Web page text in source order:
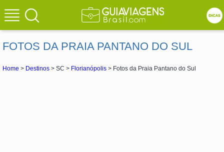
FOTOS DA PRAIA PANTANO DO SUL
Home > Destinos > SC > Florianópolis > Fotos da Praia Pantano do Sul